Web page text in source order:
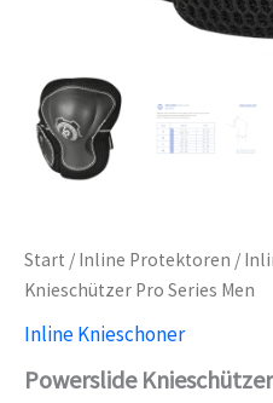
Start / Inline Protektoren /
Knieschützer Pro Series Men
Inline Knieschoner
Powerslide